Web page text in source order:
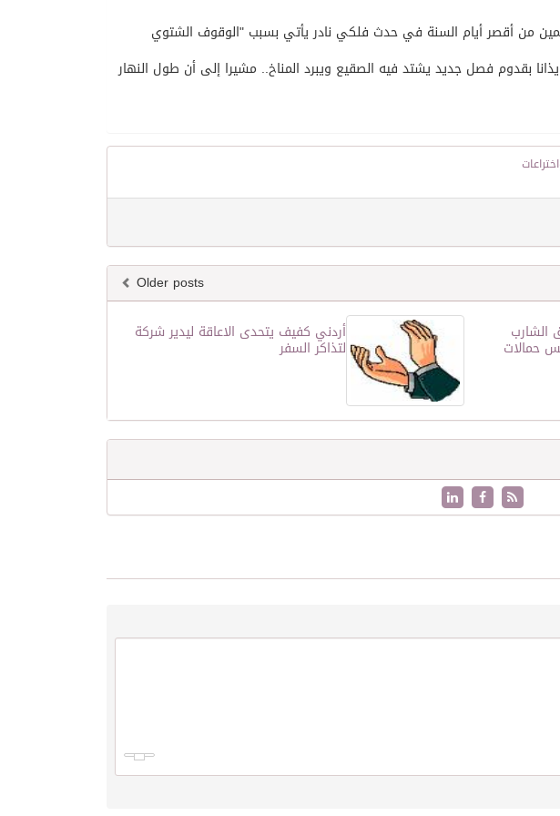
في مجال الطاقة
من أقصر أيام السنة في حدث فلكي نادر يأتي بسبب "الوقوف الشتوي
بقدوم فصل جديد يشتد فيه الصقيع ويبرد المناخ.. مشيرا إلى أن طول النهار
Older posts
أردني كفيف يتحدى الاعاقة ليدير شركة
لتذاكر السفر
الشارب
حمالات